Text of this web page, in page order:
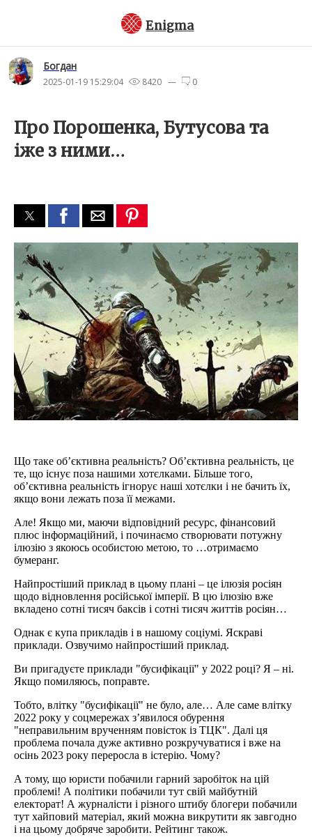
Enigma
Богдан
2025-01-19 15:29:04 8420 — 0
Про Порошенка, Бутусова та
іже з ними…
Що таке об’єктивна реальність? Об’єктивна реальність, це
те, що існує поза нашими хотєлками. Більше того,
об’єктивна реальність ігнорує наші хотєлки і не бачить їх,
якщо вони лежать поза її межами.
Але! Якщо ми, маючи відповідний ресурс, фінансовий
плюс інформаційний, і починаємо створювати потужну
ілюзію з якоюсь особистою метою, то …отримаємо
бумеранг.
Найпростіший приклад в цьому плані – це ілюзія росіян
щодо відновлення російської імперії. В цю ілюзію вже
вкладено сотні тисяч баксів і сотні тисяч життів росіян…
Однак є купа прикладів і в нашому соціумі. Яскраві
приклади. Озвучимо найпростіший приклад.
Ви пригадуєте приклади "бусифікації" у 2022 році? Я – ні.
Якщо помиляюсь, поправте.
Тобто, влітку "бусифікації" не було, але… Але саме влітку
2022 року у соцмережах з’явилося обурення
"неправильним врученням повісток із ТЦК". Далі ця
проблема почала дуже активно розкручуватися і вже на
осінь 2023 року переросла в істерію. Чому?
А тому, що юристи побачили гарний заробіток на цій
проблемі! А політики побачили тут свій майбутній
електорат! А журналісти і різного штибу блогери побачили
тут хайповий матеріал, який можна викрутити як завгодно
і на цьому добряче заробити. Рейтинг також.